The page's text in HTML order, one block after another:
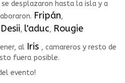
desplazaron hasta la isla y a
Fripán,
, l'aduc, Rougie
al Iris , camareros y resto de
fuera posible.
evento!